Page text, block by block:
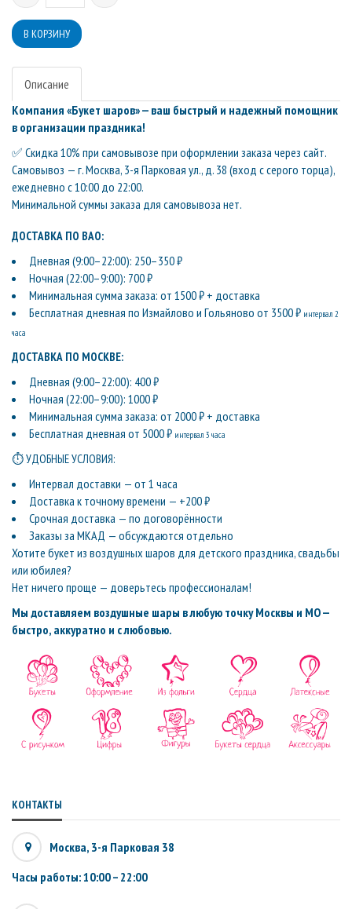
Описание
Компания «Букет шаров» — ваш быстрый и надежный помощник
в организации праздника!
✅ Скидка 10% при самовывозе при оформлении заказа через сайт.
Самовывоз — г. Москва, 3-я Парковая ул., д. 38 (вход с серого торца),
ежедневно с 10:00 до 22:00.
Минимальной суммы заказа для самовывоза нет.
ДОСТАВКА ПО ВАО:
Дневная (9:00–22:00): 250–350 ₽
Ночная (22:00–9:00): 700 ₽
Минимальная сумма заказа: от 1500 ₽ + доставка
Бесплатная дневная по Измайлово и Гольяново от 3500 ₽ интервал 2
часа
ДОСТАВКА ПО МОСКВЕ:
Дневная (9:00–22:00): 400 ₽
Ночная (22:00–9:00): 1000 ₽
Минимальная сумма заказа: от 2000 ₽ + доставка
Бесплатная дневная от 5000 ₽ интервал 3 часа
⏱ УДОБНЫЕ УСЛОВИЯ:
Интервал доставки — от 1 часа
Доставка к точному времени — +200 ₽
Срочная доставка — по договорённости
Заказы за МКАД — обсуждаются отдельно
Хотите букет из воздушных шаров для детского праздника, свадьбы
или юбилея?
Нет ничего проще — доверьтесь профессионалам!
Мы доставляем воздушные шары в любую точку Москвы и МО —
быстро, аккуратно и с любовью.
КОНТАКТЫ
Москва, 3-я Парковая 38
Часы работы: 10:00 – 22:00